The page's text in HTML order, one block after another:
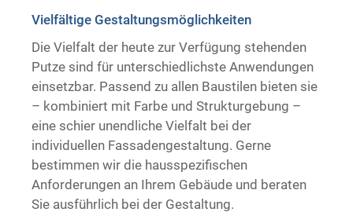
Vielfältige Gestaltungsmöglichkeiten
Die Vielfalt der heute zur Verfügung stehenden
Putze sind für unterschiedlichste Anwendungen
einsetzbar. Passend zu allen Baustilen bieten sie
– kombiniert mit Farbe und Strukturgebung –
eine schier unendliche Vielfalt bei der
individuellen Fassadengestaltung. Gerne
bestimmen wir die hausspezifischen
Anforderungen an Ihrem Gebäude und beraten
Sie ausführlich bei der Gestaltung.